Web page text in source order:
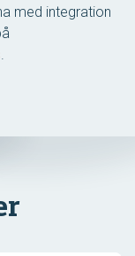
med integration